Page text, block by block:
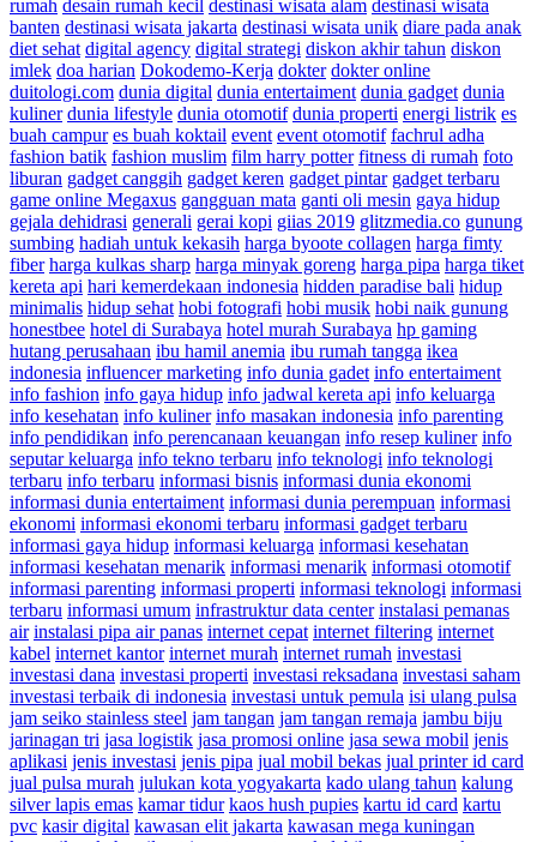
rumah desain rumah kecil destinasi wisata alam destinasi wisata
banten destinasi wisata jakarta destinasi wisata unik diare pada anak
diet sehat digital agency digital strategi diskon akhir tahun diskon
imlek doa harian Dokodemo-Kerja dokter dokter online
duitologi.com dunia digital dunia entertaiment dunia gadget dunia
kuliner dunia lifestyle dunia otomotif dunia properti energi listrik es
buah campur es buah koktail event event otomotif fachrul adha
fashion batik fashion muslim film harry potter fitness di rumah foto
liburan gadget canggih gadget keren gadget pintar gadget terbaru
game online Megaxus gangguan mata ganti oli mesin gaya hidup
gejala dehidrasi generali gerai kopi giias 2019 glitzmedia.co gunung
sumbing hadiah untuk kekasih harga byoote collagen harga fimty
fiber harga kulkas sharp harga minyak goreng harga pipa harga tiket
kereta api hari kemerdekaan indonesia hidden paradise bali hidup
minimalis hidup sehat hobi fotografi hobi musik hobi naik gunung
honestbee hotel di Surabaya hotel murah Surabaya hp gaming
hutang perusahaan ibu hamil anemia ibu rumah tangga ikea
indonesia influencer marketing info dunia gadet info entertaiment
info fashion info gaya hidup info jadwal kereta api info keluarga
info kesehatan info kuliner info masakan indonesia info parenting
info pendidikan info perencanaan keuangan info resep kuliner info
seputar keluarga info tekno terbaru info teknologi info teknologi
terbaru info terbaru informasi bisnis informasi dunia ekonomi
informasi dunia entertaiment informasi dunia perempuan informasi
ekonomi informasi ekonomi terbaru informasi gadget terbaru
informasi gaya hidup informasi keluarga informasi kesehatan
informasi kesehatan menarik informasi menarik informasi otomotif
informasi parenting informasi properti informasi teknologi informasi
terbaru informasi umum infrastruktur data center instalasi pemanas
air instalasi pipa air panas internet cepat internet filtering internet
kabel internet kantor internet murah internet rumah investasi
investasi dana investasi properti investasi reksadana investasi saham
investasi terbaik di indonesia investasi untuk pemula isi ulang pulsa
jam seiko stainless steel jam tangan jam tangan remaja jambu biju
jarinagan tri jasa logistik jasa promosi online jasa sewa mobil jenis
aplikasi jenis investasi jenis pipa jual mobil bekas jual printer id card
jual pulsa murah julukan kota yogyakarta kado ulang tahun kalung
silver lapis emas kamar tidur kaos hush pupies kartu id card kartu
pvc kasir digital kawasan elit jakarta kawasan mega kuningan